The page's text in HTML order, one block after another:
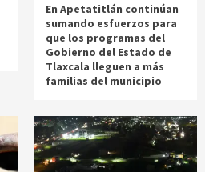
En Apetatitlán continúan
sumando esfuerzos para
que los programas del
Gobierno del Estado de
Tlaxcala lleguen a más
familias del municipio